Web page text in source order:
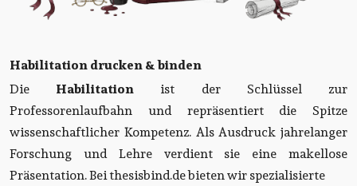
Habilitation drucken & binden
Die Habilitation ist der Schlüssel zur
Professorenlaufbahn und repräsentiert die Spitze
wissenschaftlicher Kompetenz. Als Ausdruck jahrelanger
Forschung und Lehre verdient sie eine makellose
Präsentation. Bei thesisbind.de bieten wir spezialisierte